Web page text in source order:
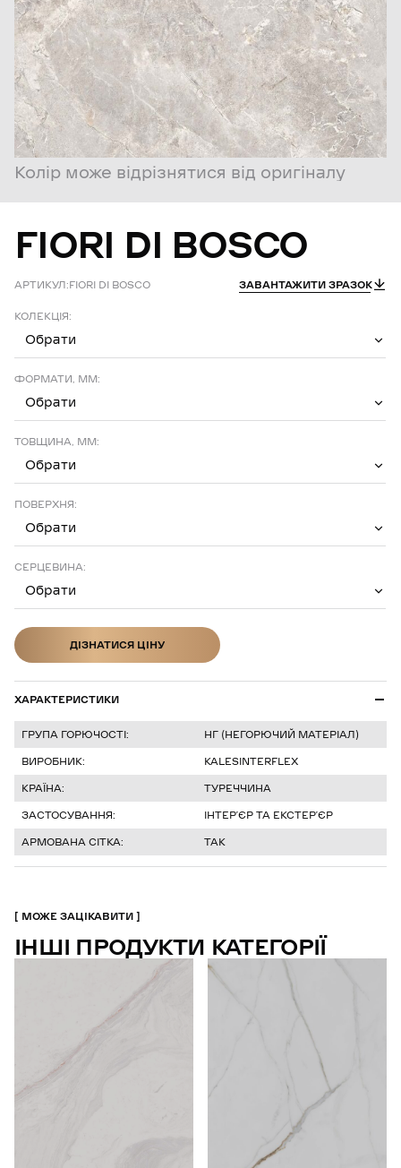
Колір може відрізнятися від оригіналу
FIORI DI BOSCO
АРТИКУЛ:FIORI DI BOSCO ЗАВАНТАЖИТИ ЗРАЗОК
КОЛЕКЦІЯ:
Обрати
ФОРМАТИ, ММ:
Обрати
ТОВЩИНА, ММ:
Обрати
ПОВЕРХНЯ:
Обрати
СЕРЦЕВИНА:
Обрати
ДІЗНАТИСЯ ЦІНУ
ХАРАКТЕРИСТИКИ
ГРУПА ГОРЮЧОСТІ:
НГ (НЕГОРЮЧИЙ МАТЕРІАЛ)
ВИРОБНИК:
KALESINTERFLEX
КРАЇНА:
ТУРЕЧЧИНА
ЗАСТОСУВАННЯ:
ІНТЕРʼЄР ТА ЕКСТЕРʼЄР
АРМОВАНА СІТКА:
ТАК
МОЖЕ ЗАЦІКАВИТИ
ІНШІ ПРОДУКТИ КАТЕГОРІЇ